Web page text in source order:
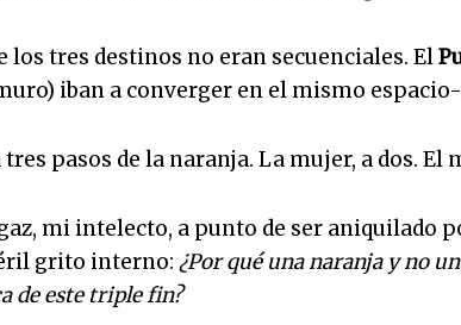
los tres destinos no eran secuenciales. El
iban a converger en el mismo
pasos de la naranja. La mujer, a dos. El
mi intelecto, a punto de ser aniquilado
grito interno: ¿Por qué una naranja y no
de este triple fin?